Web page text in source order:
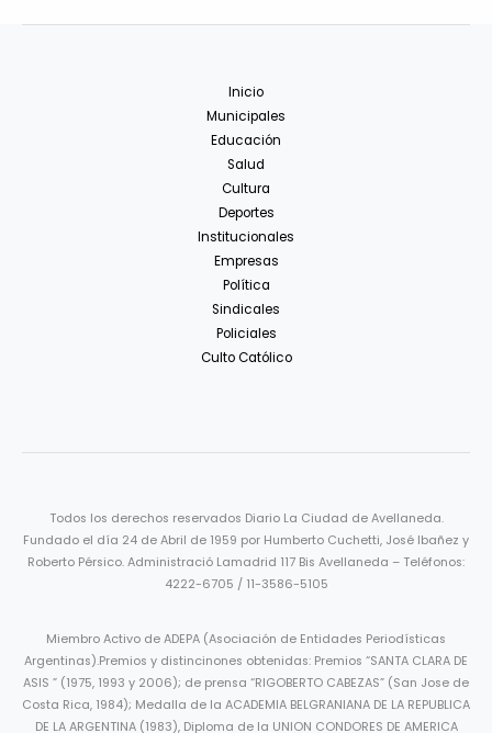
Inicio
Municipales
Educación
Salud
Cultura
Deportes
Institucionales
Empresas
Política
Sindicales
Policiales
Culto Católico
Todos los derechos reservados Diario La Ciudad de Avellaneda.
Fundado el día 24 de Abril de 1959 por Humberto Cuchetti, José Ibañez y
Roberto Pérsico. Administració Lamadrid 117 Bis Avellaneda – Teléfonos:
4222-6705 / 11-3586-5105
Miembro Activo de ADEPA (Asociación de Entidades Periodísticas
Argentinas).Premios y distincinones obtenidas: Premios “SANTA CLARA DE
ASIS ” (1975, 1993 y 2006); de prensa “RIGOBERTO CABEZAS” (San Jose de
Costa Rica, 1984); Medalla de la ACADEMIA BELGRANIANA DE LA REPUBLICA
DE LA ARGENTINA (1983), Diploma de la UNION CONDORES DE AMERICA